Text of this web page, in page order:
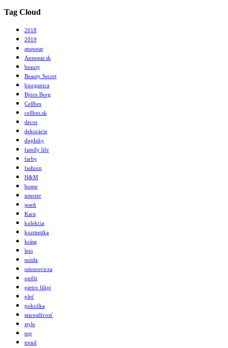
Tag Cloud
2018
2019
answear
Answear.sk
beauty
Beauty Secret
biorganica
Björn Borg
Cellbes
cellbes.sk
decor
dekorácie
doplnky
family life
farby
fashion
H&M
home
interier
jeseň
Kara
kolekcia
kozmetika
krása
leto
móda
omorovicza
outfit
pietro filipi
pleť
pokožka
starostlivosť
style
top
trend